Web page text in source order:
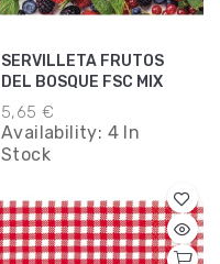
SERVILLETA FRUTOS
DEL BOSQUE FSC MIX
5,65 €
Availability: 4 In
Stock